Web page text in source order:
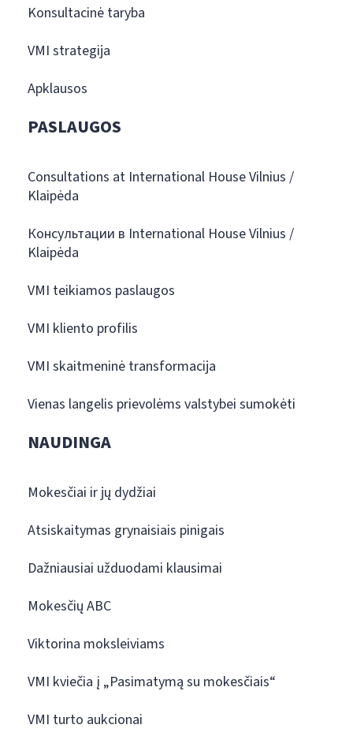
Konsultacinė taryba
VMI strategija
Apklausos
PASLAUGOS
Consultations at International House Vilnius /
Klaipėda
Консультации в International House Vilnius /
Klaipėda
VMI teikiamos paslaugos
VMI kliento profilis
VMI skaitmeninė transformacija
Vienas langelis prievolėms valstybei sumokėti
NAUDINGA
Mokesčiai ir jų dydžiai
Atsiskaitymas grynaisiais pinigais
Dažniausiai užduodami klausimai
Mokesčių ABC
Viktorina moksleiviams
VMI kviečia į „Pasimatymą su mokesčiais“
VMI turto aukcionai